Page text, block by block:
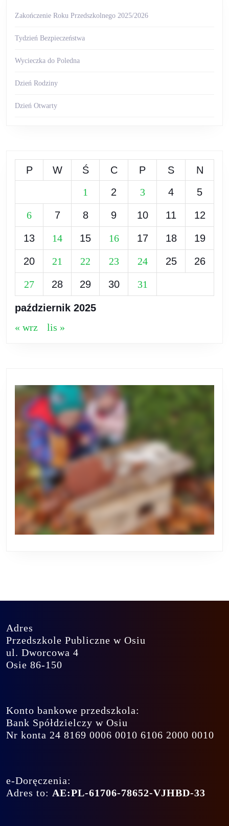
Zakończenie Roku Przedszkolnego 2025/2026
Tydzień Bezpieczeństwa
Wycieczka do Poledna
Dzień Rodziny
Dzień Otwarty
październik 2025
P W Ś C P S
N
1
2 3 4 5
6 7 8 9 10 11 12
13 14 15 16 17 18 19
20 21 22 23 24 25 26
27 28 29 30 31
« wrz lis »
Adres
Przedszkole Publiczne w Osiu
ul. Dworcowa 4
Osie 86-150
Konto bankowe przedszkola:
Bank Spółdzielczy w Osiu
Nr konta 24 8169 0006 0010 6106 2000 0010
e-Doręczenia:
Adres to: AE:PL-61706-78652-VJHBD-33